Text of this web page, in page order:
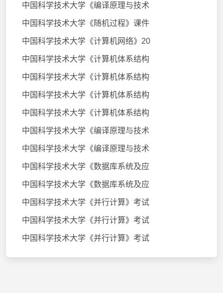
中国科学技术大学《编译原理与技术
中国科学技术大学《随机过程》课件
中国科学技术大学《计算机网络》20
中国科学技术大学《计算机体系结构
中国科学技术大学《计算机体系结构
中国科学技术大学《计算机体系结构
中国科学技术大学《计算机体系结构
中国科学技术大学《编译原理与技术
中国科学技术大学《编译原理与技术
中国科学技术大学《数据库系统及应
中国科学技术大学《数据库系统及应
中国科学技术大学《并行计算》考试
中国科学技术大学《并行计算》考试
中国科学技术大学《并行计算》考试